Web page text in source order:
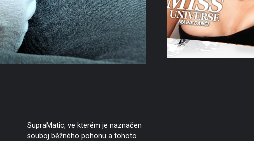
SupraMatic, ve kterém je naznačen
souboj běžného pohonu a tohoto